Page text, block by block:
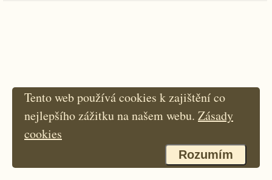
Tento web používá cookies k zajištění co
nejlepšího zážitku na našem webu. Zásady
cookies
Rozumím